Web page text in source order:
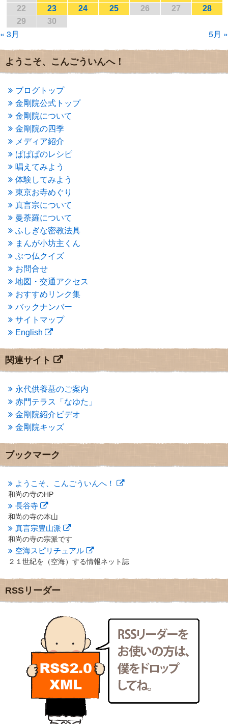
2017年1月(2)
2016年12月(4)
2016年11月(3)
2016年10月
2016年8月
2016年7月
(3)
2016年5月(3)
2016年4月
(4)
2016年3月 (4)
2016年2月 (5)
2016年1月(3)
2015年12月(6)
2015年11月 (4)
2015年10月
(4)
2015年9月(3)
2015年8月(4)
2015年7月(4)
2015年6月(3)
2015年5月(1)
2015年4月(1)
2015年3月 (3)
2015年2月(3)
2015年1月(1)
2014年12月
2014年9月(1)
2014年5月 (1)
2014年4月
2014年1月(1)
2013年11月 (4)
2013年10月
2013年8月
(7)
2013年7月
(7)
2013年5月(13)
2013年4月(1)
2013年3月 (4)
2013年2月(6)
2013年1月(6)
2012年12月(7)
2012年11月(7)
2012年10月
2012年8月
(9)
2012年7月(10)
2012年6月
2012年5月(16)
2012年4月 (16)
2012年3月(17)
2012年2月(20)
2012年1月(25)
2011年11月(28)
2011年10月(31)
2011年9月(24)
2011年7月(18)
2011年6月
2011年5月
(15)
2011年4月(17)
2011年3月(15)
2011年2月
2011年1月(22)
2010年12月(21)
2010年11月
2010年10月(13)
22 23 24 25 26 27
28
29
30
« 3月 5月 »
ようこそ、こんごういんへ！
ブログトップ
金剛院公式トップ
金剛院について
金剛院の四季
メディア紹介
ぱぱぱのレシピ
唱えてみよう
体験してみよう
東京お寺めぐり
真言宗について
曼荼羅について
ふしぎな密教法具
まんが小坊主くん
ぶつ仏クイズ
お問合せ
地図・交通アクセス
おすすめリンク集
バックナンバー
サイトマップ
English
関連サイト
永代供養墓のご案内
赤門テラス「なゆた」
金剛院紹介ビデオ
金剛院キッズ
ブックマーク
ようこそ、こんごういんへ！
和尚の寺のHP
長谷寺
和尚の寺の本山
真言宗豊山派
和尚の寺の宗派です
空海スピリチュアル
２１世紀を（空海）する情報ネット誌
地域のライターさんです
小豆島 圓満寺
新聞屋の道具箱
新聞社で使われる用語の解説など
makotoさんの御符内巡礼記
東京の巡礼記です
POLYHEDON
いろいろなことが書いてあるよ
bunchan
あちこち行って！
目白鍼灸院
日本人の繊細な体質にあわせた、やさしく気持ちよい鍼灸治療で
RSSリーダー